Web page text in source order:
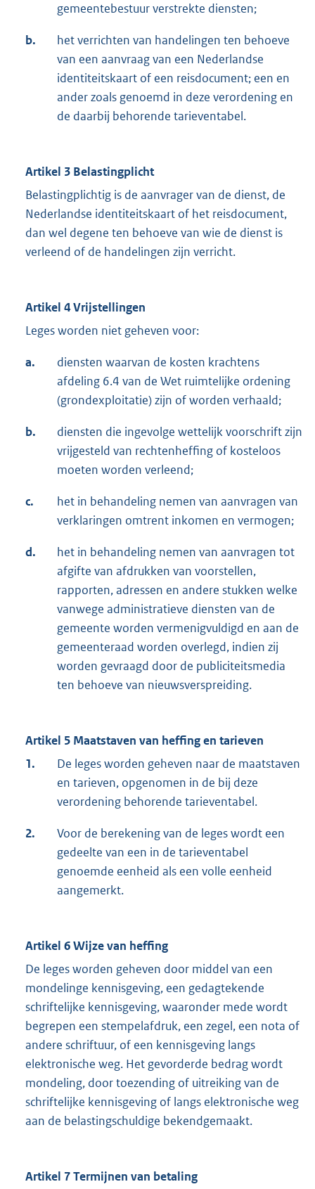
gemeentebestuur verstrekte diensten;
b.
het verrichten van handelingen ten behoeve
van een aanvraag van een Nederlandse
identiteitskaart of een reisdocument; een en
ander zoals genoemd in deze verordening en
de daarbij behorende tarieventabel.
Artikel 3 Belastingplicht
Belastingplichtig is de aanvrager van de dienst, de
Nederlandse identiteitskaart of het reisdocument,
dan wel degene ten behoeve van wie de dienst is
verleend of de handelingen zijn verricht.
Artikel 4 Vrijstellingen
Leges worden niet geheven voor:
a.
diensten waarvan de kosten krachtens
afdeling 6.4 van de Wet ruimtelijke ordening
(grondexploitatie) zijn of worden verhaald;
b.
diensten die ingevolge wettelijk voorschrift zijn
vrijgesteld van rechtenheffing of kosteloos
moeten worden verleend;
c.
het in behandeling nemen van aanvragen van
verklaringen omtrent inkomen en vermogen;
d.
het in behandeling nemen van aanvragen tot
afgifte van afdrukken van voorstellen,
rapporten, adressen en andere stukken welke
vanwege administratieve diensten van de
gemeente worden vermenigvuldigd en aan de
gemeenteraad worden overlegd, indien zij
worden gevraagd door de publiciteitsmedia
ten behoeve van nieuwsverspreiding.
Artikel 5 Maatstaven van heffing en tarieven
1.
De leges worden geheven naar de maatstaven
en tarieven, opgenomen in de bij deze
verordening behorende tarieventabel.
2.
Voor de berekening van de leges wordt een
gedeelte van een in de tarieventabel
genoemde eenheid als een volle eenheid
aangemerkt.
Artikel 6 Wijze van heffing
De leges worden geheven door middel van een
mondelinge kennisgeving, een gedagtekende
schriftelijke kennisgeving, waaronder mede wordt
begrepen een stempelafdruk, een zegel, een nota of
andere schriftuur, of een kennisgeving langs
elektronische weg. Het gevorderde bedrag wordt
mondeling, door toezending of uitreiking van de
schriftelijke kennisgeving of langs elektronische weg
aan de belastingschuldige bekendgemaakt.
Artikel 7 Termijnen van betaling